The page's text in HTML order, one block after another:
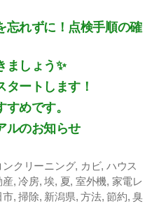
忘れずに！点検手順の確
ましょう✨
ートします！
めです。
ルのお知らせ
ンクリーニング, カビ, ハウス
産,冷房,埃, 夏, 室外機, 家電レ
市,掃除, 新潟県,方法,節約,臭